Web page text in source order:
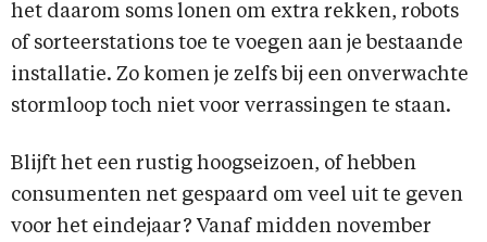
het daarom soms lonen om extra rekken, robots
of sorteerstations toe te voegen aan je bestaande
installatie. Zo komen je zelfs bij een onverwachte
stormloop toch niet voor verrassingen te staan.
Blijft het een rustig hoogseizoen, of hebben
consumenten net gespaard om veel uit te geven
voor het eindejaar? Vanaf midden november